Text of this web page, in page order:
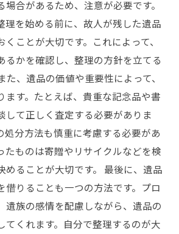
合があるため、注意が必要です。
理を始める前に、故人が残した遺品
ことが大切です。これによって、
るかを確認し、整理の方針を立てる
た、遺品の価値や重要性によって、
ます。たとえば、貴重な記念品や書
して正しく査定する必要がありま
処分方法も慎重に考慮する必要があ
たものは寄贈やリサイクルなどを検
めることが大切です。 最後に、遺品
借りることも一つの方法です。プロ
遺族の感情を配慮しながら、遺品の
てくれます。自分で整理するのが大